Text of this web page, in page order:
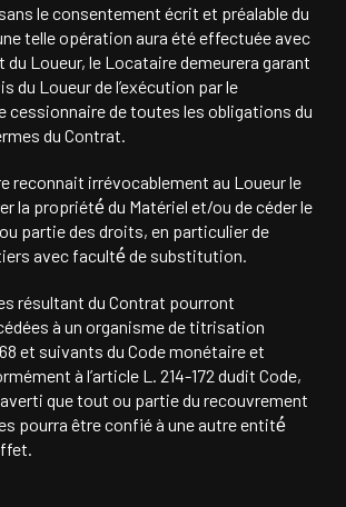
le consentement écrit et préalable du
telle opération aura été effectuée avec
Loueur, le Locataire demeurera garant
du Loueur de l’exécution par le
cessionnaire de toutes les obligations du
du Contrat.
reconnait irrévocablement au Loueur le
la propriété́ du Matériel et/ou de céder le
partie des droits, en particulier de
avec faculté́ de substitution.
résultant du Contrat pourront
à un organisme de titrisation
et suivants du Code monétaire et
à l’article L. 214-172 dudit Code,
que tout ou partie du recouvrement
pourra être confié à une autre entité́